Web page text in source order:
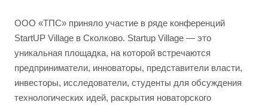
ООО «ТПС» приняло участие в ряде конференций
StartUP Village в Сколково. Startup Village — это
уникальная площадка, на которой встречаются
предприниматели, инноваторы, представители власти,
инвесторы, исследователи, студенты для обсуждения
технологических идей, раскрытия новаторского